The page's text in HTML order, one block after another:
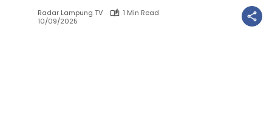
Radar Lampung TV
1 Min Read
10/09/2025